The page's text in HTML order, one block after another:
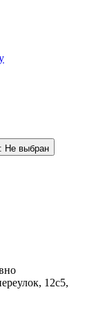
Не выбран
12с5,